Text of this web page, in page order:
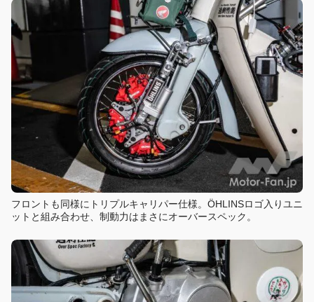
フロントも同様にトリプルキャリパー仕様。ÖHLINSロゴ入りユニ
ットと組み合わせ、制動力はまさにオーバースペック。